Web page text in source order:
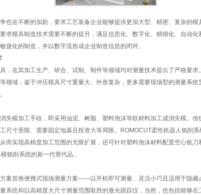
也在不断的加剧，要求工艺装备企业能够提供更加大型、精密、复杂的
求模具制造技术需要不断的提升，满足信息化、数字化、精细化、自动
捷化的制造，并以数字流形成企业制造信息的闭环。
，在其加工生产、研合、试制、制件等领域均对测量技术提出了严格要
领域，鉴于冲压模具尺寸重量大、外形复杂，更多需要现场型的测量系
失模加工手段，即采用油泥、树脂、塑料泡沫等软材料加工成消失模。
尺寸受限、需要固定地基且投资大等局限。ROMOCUT柔性机器人铣削
而实现高精度加工范围的无限扩展，还可针对塑料泡沫材料配置空心铣
铣削系统的新一代替代品。
案首推便携式现场测量方案——以开机即可测量、灵活小巧且适用于隐藏
系统和以高精度大尺寸测量范围取胜的激光跟踪仪，当然，也包括能够在